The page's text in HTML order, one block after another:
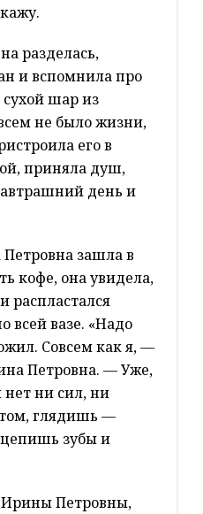
разделась,
и вспомнила про
шар из
не было жизни,
его в
приняла душ,
день и
зашла в
кофе, она увидела,
распластался
всей вазе. «Надо
Совсем как я, —
Петровна. — Уже,
нет ни сил, ни
глядишь —
зубы и
Петровны,